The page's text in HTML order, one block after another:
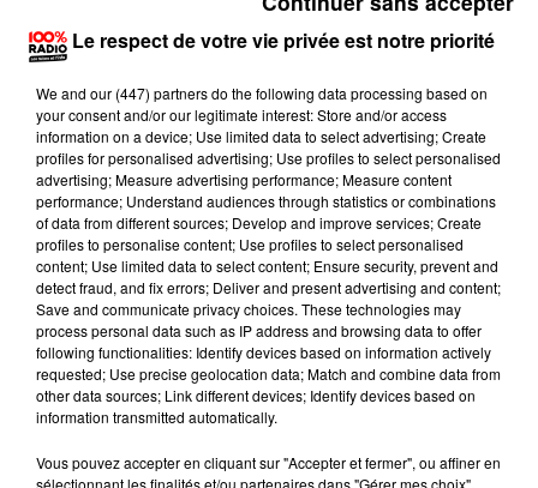
Lecture (1 min 15 sec)
100%
100% Radio l'agenda du sud Tarn
6 novembre 2025 - 1 min 15 sec
Le respect de votre vie privée est notre priorité
We and our (447) partnersdo the following data processing based on
your consent and/or our legitimate interest: Store and/or access
information on a device; Use limited data to select advertising; Create
profiles for personalised advertising; Use profiles to select personalised
advertising; Measure advertising performance; Measure content
performance; Understand audiences through statistics or combinations
of data from different sources; Develop and improve services; Create
profiles to personalise content; Use profiles to select personalised
content; Use limited data to select content; Ensure security, prevent and
detect fraud, and fix errors; Deliver and present advertising and content;
Save and communicate privacy choices. These technologies may
process personal data such as IP address and browsing data to offer
following functionalities: Identify devices based on information actively
requested; Use precise geolocation data; Match and combine data from
other data sources; Link different devices; Identify devices based on
information transmitted automatically.
Vous pouvez accepter en cliquant sur "Accepter et fermer", ou affiner en
sélectionnant les finalités et/ou partenaires dans "Gérer mes choix".